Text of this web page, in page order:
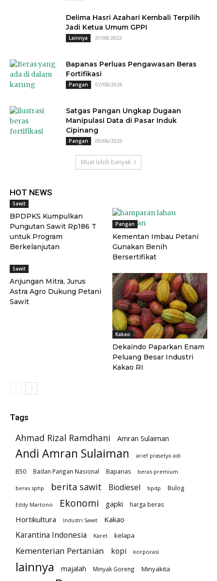
Delima Hasri Azahari Kembali Terpilih
Jadi Ketua Umum GPPI
Lainnya 31/08/2022
Bapanas Perluas Pengawasan Beras
Fortifikasi
Pangan 07/08/2026
Satgas Pangan Ungkap Dugaan
Manipulasi Data di Pasar Induk
Cipinang
Pangan 05/06/2025
Muat lebih banyak
HOT NEWS
Sawit
BPDPKS Kumpulkan
Pungutan Sawit Rp186 T
untuk Program
Berkelanjutan
Pangan
Kementan Imbau Petani
Gunakan Benih
Bersertifikat
Sawit
Anjungan Mitra, Jurus
Astra Agro Dukung Petani
Sawit
Kakao
Dekaindo Paparkan Enam
Peluang Besar Industri
Kakao RI
Tags
Ahmad Rizal Ramdhani Amran Sulaiman
Andi Amran Sulaiman arief prasetyo adi
B50 Badan Pangan Nasional Bapanas beras premium
beras sphp berita sawit Biodiesel bpdp Bulog
Eddy Martono Ekonomi gapki harga beras
Hortikultura Industri Sawit Kakao
Karantina Indonesia Karet kelapa
Kementerian Pertanian kopi korporasi
lainnya majalah Minyak Goreng Minyakita